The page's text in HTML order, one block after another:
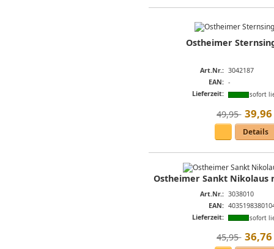
Ostheimer
Art.Nr.: 3042187
EAN: -
Lieferzeit:
sofort
49,95  39,96
Details
Ostheimer Sankt Nikolaus
Art.Nr.: 3038010
EAN:
Lieferzeit:
sofort
45,95  36,76